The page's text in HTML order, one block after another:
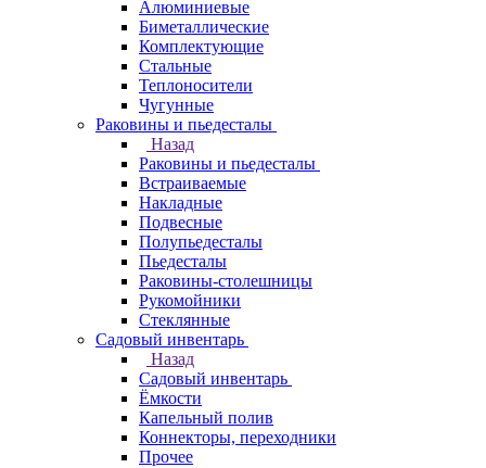
Алюминиевые
Биметаллические
Комплектующие
Стальные
Теплоносители
Чугунные
Раковины и пьедесталы
Назад
Раковины и пьедесталы
Встраиваемые
Накладные
Подвесные
Полупьедесталы
Пьедесталы
Раковины-столешницы
Рукомойники
Стеклянные
Садовый инвентарь
Назад
Садовый инвентарь
Ёмкости
Капельный полив
Коннекторы, переходники
Прочее